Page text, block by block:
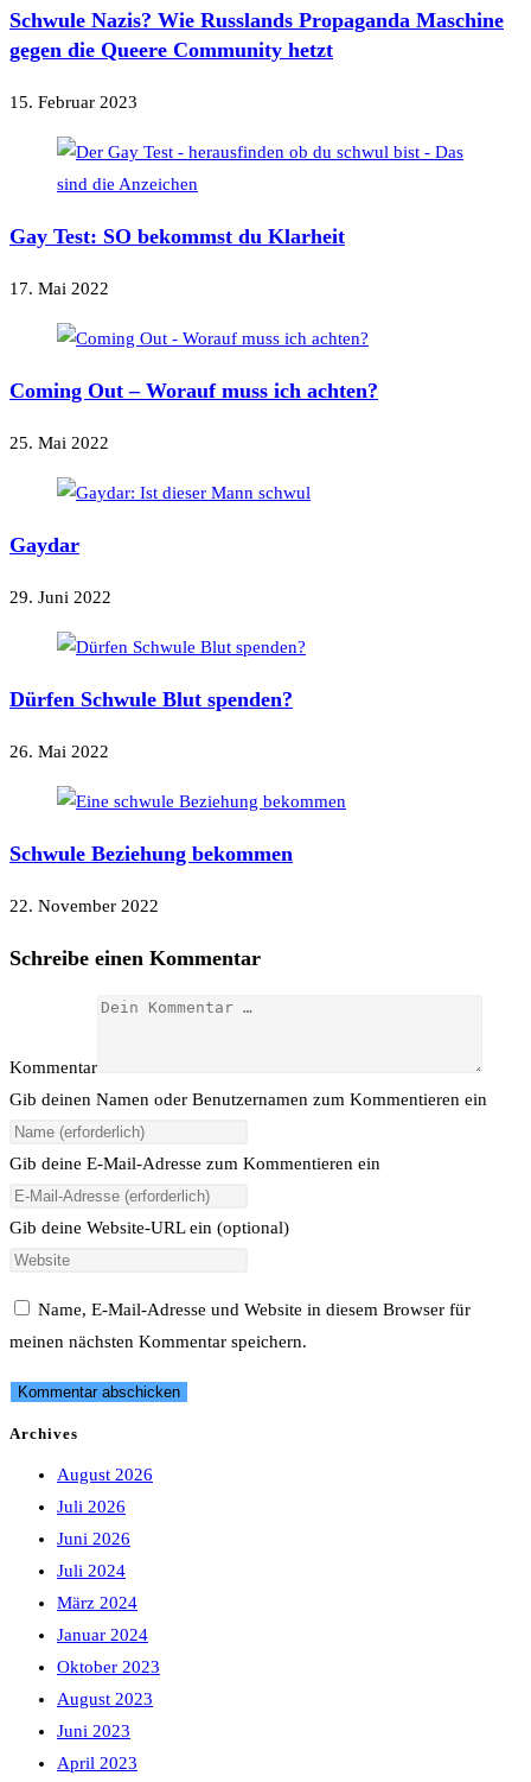
Schwule Nazis? Wie Russlands Propaganda Maschine
gegen die Queere Community hetzt
15. Februar 2023
Gay Test: SO bekommst du Klarheit
17. Mai 2022
Coming Out – Worauf muss ich achten?
25. Mai 2022
Gaydar
29. Juni 2022
Dürfen Schwule Blut spenden?
26. Mai 2022
Schwule Beziehung bekommen
22. November 2022
Schreibe einen Kommentar
Kommentar
Gib deinen Namen oder Benutzernamen zum Kommentieren ein
Gib deine E-Mail-Adresse zum Kommentieren ein
Gib deine Website-URL ein (optional)
Name, E-Mail-Adresse und Website in diesem Browser für
meinen nächsten Kommentar speichern.
Archives
August 2026
Juli 2026
Juni 2026
Juli 2024
März 2024
Januar 2024
Oktober 2023
August 2023
Juni 2023
April 2023